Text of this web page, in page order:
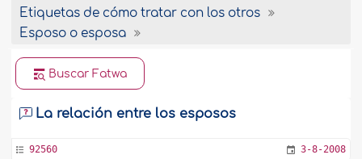
Etiquetas de cómo tratar con los otros
Esposo o esposa
Buscar Fatwa
La relación entre los esposos
92560 3-8-2008